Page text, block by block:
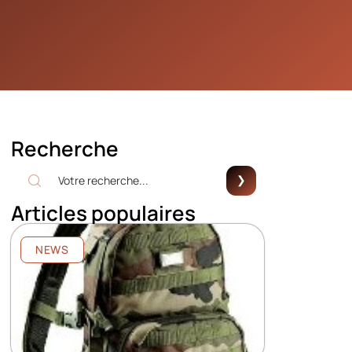
Recherche
Articles populaires
NEWS